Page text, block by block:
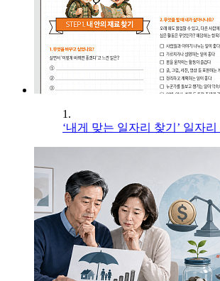
1.
‘내게 맞는 일자리 찾기’ 일자